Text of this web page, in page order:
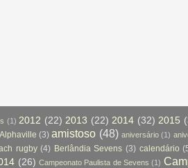
(1) 2012 (22) 2013 (22) 2014 (32) 2015
Alphaville (3) amistoso (48) aniversário (1)
rugby (4) Berlândia Sevens (3) calendário
(26) Campeonato Paulista de Sevens (1)